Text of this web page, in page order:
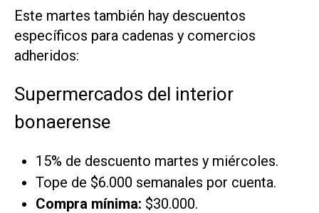
Este martes también hay descuentos
específicos para cadenas y comercios
adheridos:
Supermercados del interior
bonaerense
15% de descuento martes y miércoles.
Tope de $6.000 semanales por cuenta.
Compra mínima: $30.000.